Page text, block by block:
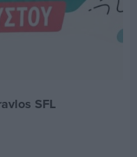
SFL